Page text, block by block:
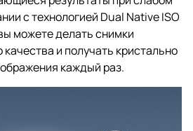
с технологией Dual Native ISO
можете делать снимки
и получать кристально
каждый раз.